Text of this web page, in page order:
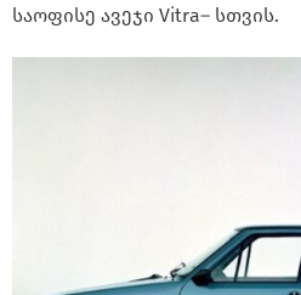
საოფისე ავეჯი Vitra– სთვის.